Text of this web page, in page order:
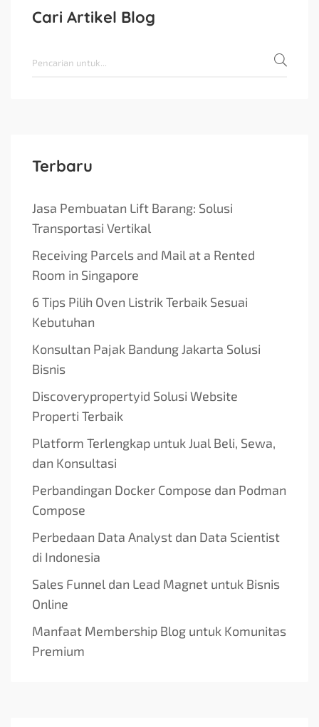
Cari Artikel Blog
Terbaru
Jasa Pembuatan Lift Barang: Solusi
Transportasi Vertikal
Receiving Parcels and Mail at a Rented
Room in Singapore
6 Tips Pilih Oven Listrik Terbaik Sesuai
Kebutuhan
Konsultan Pajak Bandung Jakarta Solusi
Bisnis
Discoverypropertyid Solusi Website
Properti Terbaik
Platform Terlengkap untuk Jual Beli, Sewa,
dan Konsultasi
Perbandingan Docker Compose dan Podman
Compose
Perbedaan Data Analyst dan Data Scientist
di Indonesia
Sales Funnel dan Lead Magnet untuk Bisnis
Online
Manfaat Membership Blog untuk Komunitas
Premium